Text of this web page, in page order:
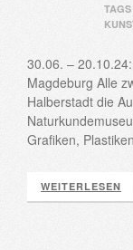
30.06. –
Magdeburg Alle
Halberstadt die
Grafiken,
WEITERLESEN